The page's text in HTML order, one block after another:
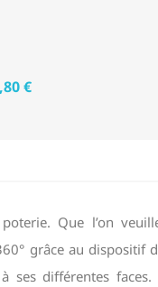
€
Que l’on
grâce au dispositif
différentes faces.